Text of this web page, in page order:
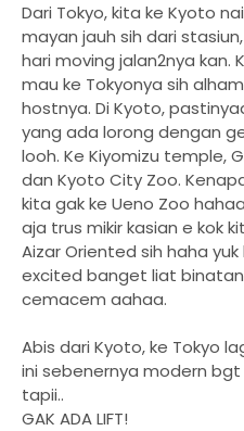
Dari Tokyo, kita ke Kyoto
mayan jauh sih dari
hari moving jalan2nya kan.
mau ke Tokyonya sih
hostnya. Di Kyoto,
yang ada lorong dengan
looh. Ke Kiyomizu temple,
dan Kyoto City Zoo.
kita gak ke Ueno Zoo
aja trus mikir kasian e kok
Aizar Oriented sih haha
excited banget liat
cemacem aahaa.
Abis dari Kyoto, ke Tokyo
ini sebenernya modern
tapii..
GAK ADA LIFT!